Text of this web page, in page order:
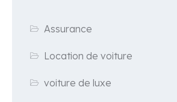
Assurance
Location de voiture
voiture de luxe